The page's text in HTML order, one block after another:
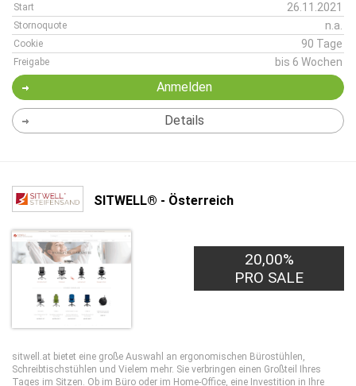
Start 26.11.2021
Stornoquote n.a.
Cookie 90 Tage
Freigabe bis 6 Wochen
Anmelden
Details
SITWELL® - Österreich
20,00%
PRO SALE
sitwell.at bietet eine große Auswahl an ergonomischen Bürostühlen,
Schreibtischstühlen und Vielem mehr. Sie verbringen einen Großteil Ihres
Tages im Sitzen. Ob im Büro oder im Home-Office, eine Investition in Ihre